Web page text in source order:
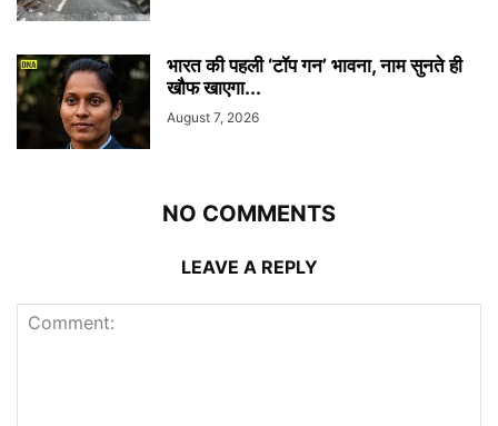
भारत की पहली ‘टॉप गन’ भावना, नाम सुनते ही
खौफ खाएगा...
August 7, 2026
NO COMMENTS
LEAVE A REPLY